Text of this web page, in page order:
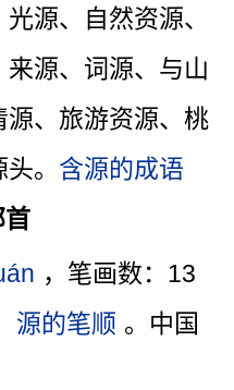
源、自然资源、
源、词源、与山
源、旅游资源、桃
。 含源的成语
首
，笔画数：13
源的笔顺 。中国